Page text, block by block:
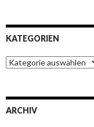
KATEGORIEN
K
a
o
ARCHIV